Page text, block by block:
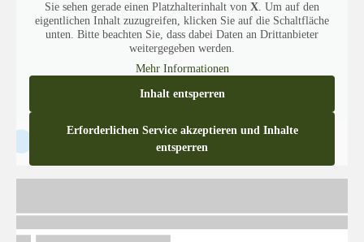
Sie sehen gerade einen Platzhalterinhalt von X. Um auf den
eigentlichen Inhalt zuzugreifen, klicken Sie auf die Schaltfläche
unten. Bitte beachten Sie, dass dabei Daten an Drittanbieter
weitergegeben werden.
Mehr Informationen
Inhalt entsperren
Erforderlichen Service akzeptieren und Inhalte
entsperren